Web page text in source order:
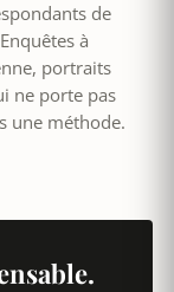
de
à
portraits
ne porte pas
une méthode.